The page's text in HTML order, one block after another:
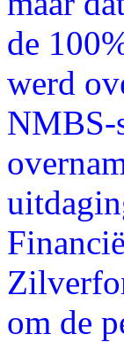
de
werd
NMBS-
om de